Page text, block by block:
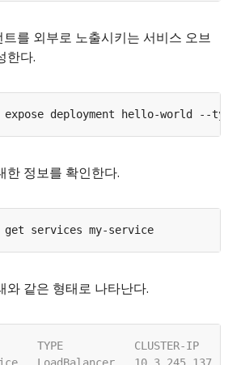
를 외부로 노출시키는 서비스 오브
한다.
deployment hello-world --type
한 정보를 확인한다.
와 같은 형태로 나타난다.